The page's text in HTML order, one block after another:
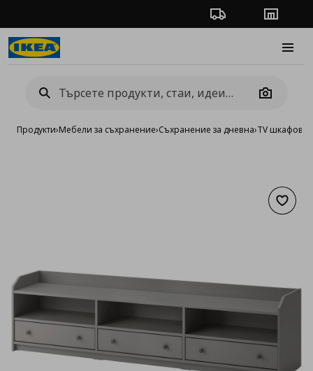
Проследяване на
Camera
Продукти›Мебели за съхранение›Съхранение за дневна›TV шкафове